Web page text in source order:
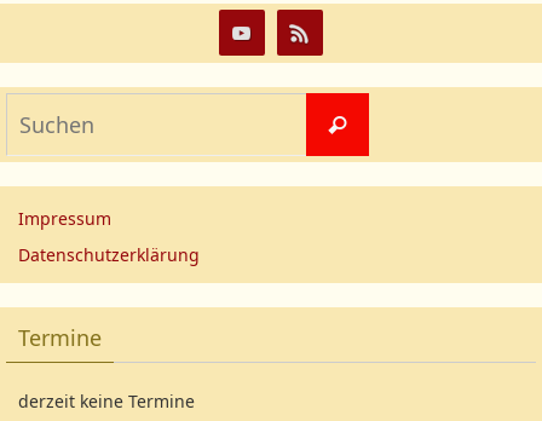
Impressum
Datenschutzerklärung
Termine
derzeit keine Termine